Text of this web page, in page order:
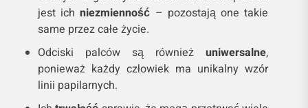
jest ichniezmienność – pozostają one takie
same przez całe życie.
Odciski palców są równieżuniwersalne,
ponieważ każdy człowiek ma unikalny wzór
linii papilarnych.